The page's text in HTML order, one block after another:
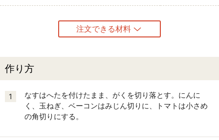
注文できる材料
作り方
1
なすはへたを付けたまま、がくを切り落とす。にんに
く、玉ねぎ、ベーコンはみじん切りに、トマトは小さめ
の角切りにする。